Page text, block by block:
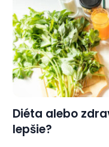
Diéta alebo
lepšie?